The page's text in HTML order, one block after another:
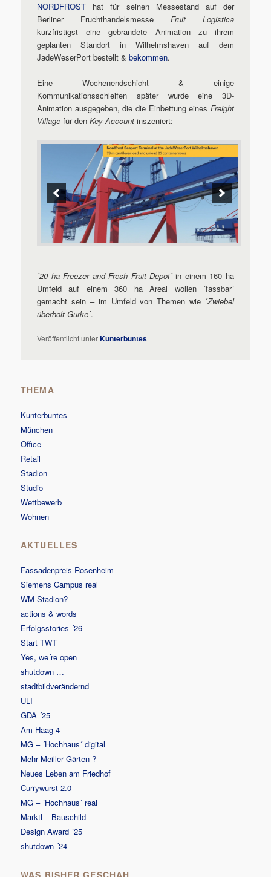
NORDFROST hat für seinen Messestand auf der
Berliner Fruchthandelsmesse Fruit Logistica
kurzfristigst eine gebrandete Animation zu ihrem
geplanten Standort in Wilhelmshaven auf dem
JadeWeserPort bestellt &bekommen.
Eine Wochenendschicht & einige
Kommunikationsschleifen später wurde eine 3D-
Animation ausgegeben, die die Einbettung eines Freight
Village für denKey Account inszeniert:
´20 ha Freezer and Fresh Fruit Depot´ in einem 160 ha
Umfeld auf einem 360 ha Areal wollen ´fassbar´
gemacht sein – im Umfeld von Themen wie ´Zwiebel
überholt Gurke´.
Veröffentlicht unterKunterbuntes
THEMA
Kunterbuntes
München
Office
Retail
Stadion
Studio
Wettbewerb
Wohnen
AKTUELLES
Fassadenpreis Rosenheim
Siemens Campus real
WM-Stadion?
actions & words
Erfolgsstories ´26
Start TWT
Yes, we´re open
shutdown …
stadtbildverändernd
ULI
GDA ´25
Am Haag 4
MG – ´Hochhaus´ digital
Mehr Meiller Gärten ?
Neues Leben am Friedhof
Currywurst 2.0
MG – ´Hochhaus´ real
Marktl – Bauschild
Design Award ´25
shutdown ´24
WAS BISHER GESCHAH